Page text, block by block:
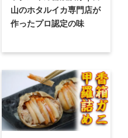
山のホタルイカ専門店が
作ったプロ認定の味